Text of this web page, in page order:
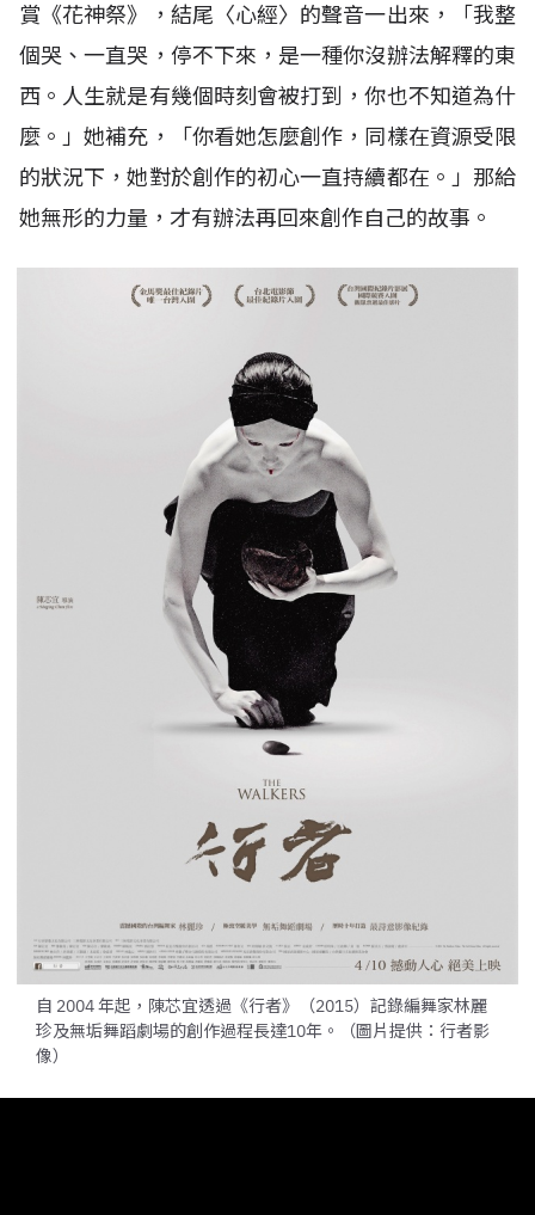
賞《花神祭》，結尾〈心經〉的聲音一出來，「我整
個哭、一直哭，停不下來，是一種你沒辦法解釋的東
西。人生就是有幾個時刻會被打到，你也不知道為什
麼。」她補充，「你看她怎麼創作，同樣在資源受限
的狀況下，她對於創作的初心一直持續都在。」那給
她無形的力量，才有辦法再回來創作自己的故事。
自 2004 年起，陳芯宜透過《行者》（2015）記錄編舞家林麗
珍及無垢舞蹈劇場的創作過程長達10年。（圖片提供：行者影
像）